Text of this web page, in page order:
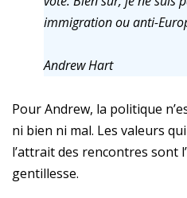
immigration ou anti-
Andrew Hart
Pour Andrew, la politique
ni bien ni mal. Les valeurs
l’attrait des rencontres sont
gentillesse.